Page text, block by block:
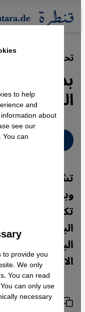
zum Inhalt springen
تحطم أسطورة
بداية
اللدودين؟
تشهد العلاقات
وباكستان تحسنا
تكن هناك أية
البلدين.
الباكستانيين
الاجتماعي
نسخ الرابط
provide you
We only
You can read
can only use
necessary.
to help
and
about
see our
can
Embed
Connect
Embed